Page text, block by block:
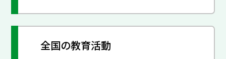
全国の教育活動